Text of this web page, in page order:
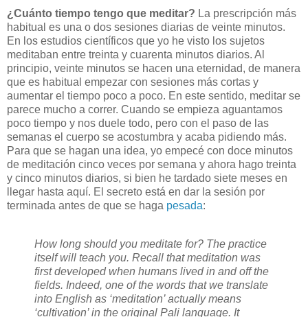
¿Cuánto tiempo tengo que meditar? La prescripción más
habitual es una o dos sesiones diarias de veinte minutos.
En los estudios científicos que yo he visto los sujetos
meditaban entre treinta y cuarenta minutos diarios. Al
principio, veinte minutos se hacen una eternidad, de manera
que es habitual empezar con sesiones más cortas y
aumentar el tiempo poco a poco. En este sentido, meditar se
parece mucho a correr. Cuando se empieza aguantamos
poco tiempo y nos duele todo, pero con el paso de las
semanas el cuerpo se acostumbra y acaba pidiendo más.
Para que se hagan una idea, yo empecé con doce minutos
de meditación cinco veces por semana y ahora hago treinta
y cinco minutos diarios, si bien he tardado siete meses en
llegar hasta aquí. El secreto está en dar la sesión por
terminada antes de que se haga pesada:
How long should you meditate for? The practice
itself will teach you. Recall that meditation was
first developed when humans lived in and off the
fields. Indeed, one of the words that we translate
into English as ‘meditation’ actually means
‘cultivation’ in the original Pali language. It